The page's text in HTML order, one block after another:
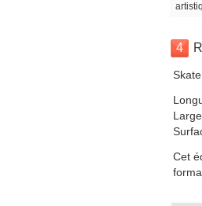
4
Cet